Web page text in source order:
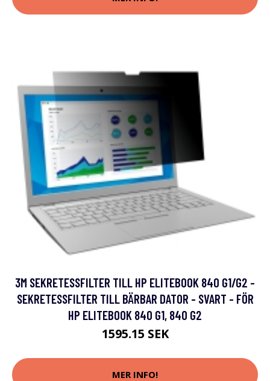
3M SEKRETESSFILTER TILL HP ELITEBOOK 840 G1/G2 -
SEKRETESSFILTER TILL BÄRBAR DATOR - SVART - FÖR
HP ELITEBOOK 840 G1, 840 G2
1595.15 SEK
MER INFO!